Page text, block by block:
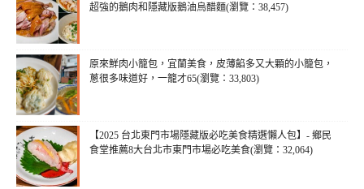
超強的鵝肉和隱藏版鵝油烏醋麵(瀏覽：38,457)
原來鮮肉小籠包，宜蘭美食，皮薄餡多又大顆的小籠包，
蔥很多味道好，一籠才65(瀏覽：33,803)
【2025 台北東門市場隱藏版必吃美食精選懶人包】- 鄉民
食堂推薦8大台北市東門市場必吃美食(瀏覽：32,064)